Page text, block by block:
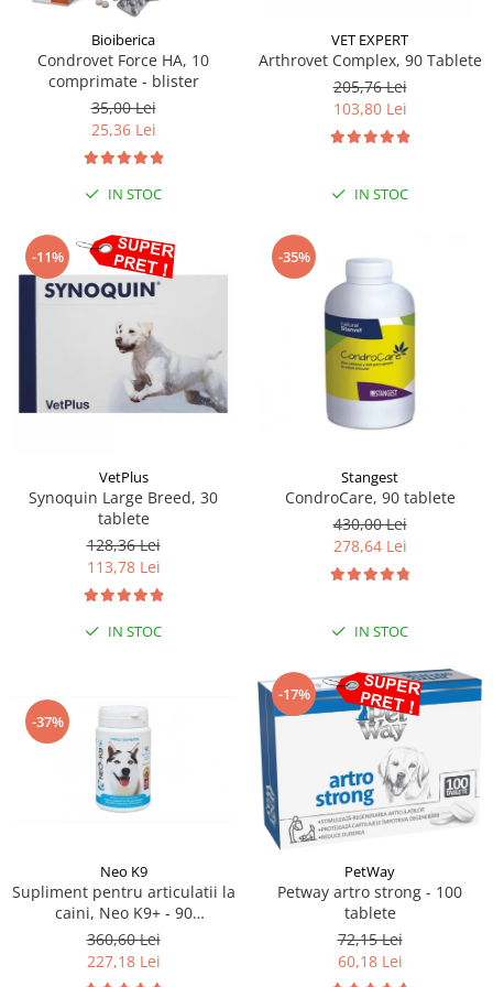
Sampoane si Balsamuri
Servetele Umede
Covorase absorbante
Curatare Ochi
Igiena Catel
Igiena Interior
Solutii Atractante si repelente
Custi transport - Pisici
Jucarii Pisici
Lese, Hamuri si Zgarzi
Paturi, perne si cosuri pentru pisici
Recompense Delicioase
Bioiberica
Condrovet Force HA, 10
comprimate - blister
35,00 Lei
25,36 Lei
IN STOC
VET EXPERT
Arthrovet Complex, 90 Tablete
205,76 Lei
103,80 Lei
IN STOC
-11%
VetPlus
Synoquin Large Breed, 30
tablete
128,36 Lei
113,78 Lei
IN STOC
-35%
Stangest
CondroCare, 90 tablete
430,00 Lei
278,64 Lei
IN STOC
-37%
Neo K9
Supliment pentru articulatii la
caini, Neo K9+ - 90
Comprimate
360,60 Lei
227,18 Lei
-17%
PetWay
Petway artro strong - 100
tablete
72,15 Lei
60,18 Lei